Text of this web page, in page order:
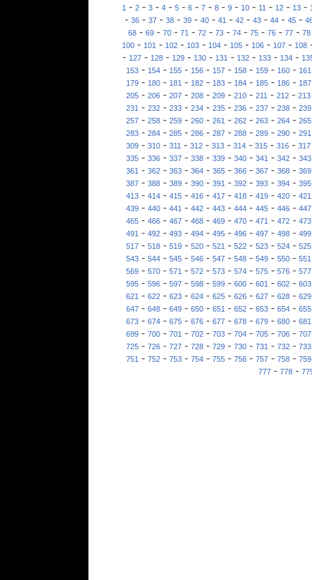
1 - 2 - 3 - 4 - 5 - 6 - 7 - 8 - 9 - 10 - 11 - 12 - 13 -
- 36 - 37 - 38 - 39 - 40 - 41 - 42 - 43 - 44 - 45 -
68- 69- 70- 71- 72- 73- 74- 75- 76- 77- 78
100 - 101 - 102 - 103 - 104 - 105 - 106 - 107 - 108
- 127 - 128 - 129 - 130 - 131 - 132 - 133 - 134 -
153- 154- 155- 156- 157- 158- 159- 160- 161
179- 180- 181- 182- 183- 184- 185- 186- 187
205 - 206 - 207 - 208 - 209 - 210 - 211 - 212 - 213
231- 232- 233- 234- 235- 236- 237- 238- 239
257- 258- 259- 260- 261- 262- 263- 264- 265
283- 284- 285- 286- 287- 288- 289- 290- 291
309 - 310 - 311 - 312 - 313 - 314 - 315 - 316 - 317
335- 336- 337- 338- 339- 340- 341- 342- 343
361- 362- 363- 364- 365- 366- 367- 368- 369
387 - 388 - 389 - 390 - 391 - 392 - 393 - 394 - 395
413- 414- 415- 416- 417- 418- 419- 420- 421
439- 440- 441- 442- 443- 444- 445- 446- 447
465- 466- 467- 468- 469- 470- 471- 472- 473
491 - 492 - 493 - 494 - 495 - 496 - 497 - 498 - 499
517- 518- 519- 520- 521- 522- 523- 524- 525
543- 544- 545- 546- 547- 548- 549- 550- 551
569- 570- 571- 572- 573- 574- 575- 576- 577
595 - 596 - 597 - 598 - 599 - 600 - 601 - 602 - 603
621- 622- 623- 624- 625- 626- 627- 628- 629
647- 648- 649- 650- 651- 652- 653- 654- 655
673- 674- 675- 676- 677- 678- 679- 680- 681
699 - 700 - 701 - 702 - 703 - 704 - 705 - 706 - 707
725- 726- 727- 728- 729- 730- 731- 732- 733
751- 752- 753- 754- 755- 756- 757- 758- 759
777 - 778 -